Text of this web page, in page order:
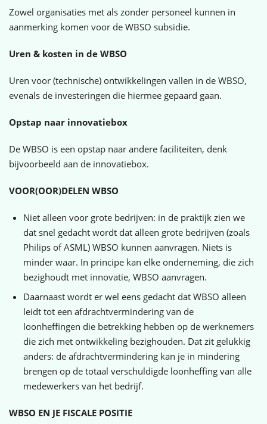
Zowel organisaties met als zonder personeel kunnen in
aanmerking komen voor de WBSO subsidie.
Uren & kosten in de WBSO
Uren voor (technische) ontwikkelingen vallen in de WBSO,
evenals de investeringen die hiermee gepaard gaan.
Opstap naar innovatiebox
De WBSO is een opstap naar andere faciliteiten, denk
bijvoorbeeld aan de innovatiebox.
VOOR(OOR)DELEN WBSO
Niet alleen voor grote bedrijven: in de praktijk zien we
dat snel gedacht wordt dat alleen grote bedrijven (zoals
Philips of ASML) WBSO kunnen aanvragen. Niets is
minder waar. In principe kan elke onderneming, die zich
bezighoudt met innovatie, WBSO aanvragen.
Daarnaast wordt er wel eens gedacht dat WBSO alleen
leidt tot een afdrachtvermindering van de
loonheffingen die betrekking hebben op de werknemers
die zich met ontwikkeling bezighouden. Dat zit gelukkig
anders: de afdrachtvermindering kan je in mindering
brengen op de totaal verschuldigde loonheffing van alle
medewerkers van het bedrijf.
WBSO EN JE FISCALE POSITIE